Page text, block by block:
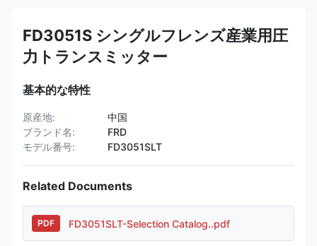
FD3051S シングルフレンズ産業用圧
力トランスミッター
基本的な特性
原産地:
中国
ブランド名:
FRD
モデル番号:
FD3051SLT
Related Documents
PDF FD3051SLT-Selection Catalog..pdf